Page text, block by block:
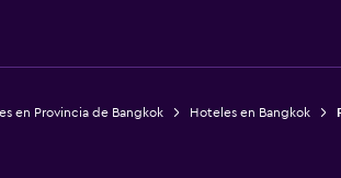
en Provincia de Bangkok Hoteles en Bangkok